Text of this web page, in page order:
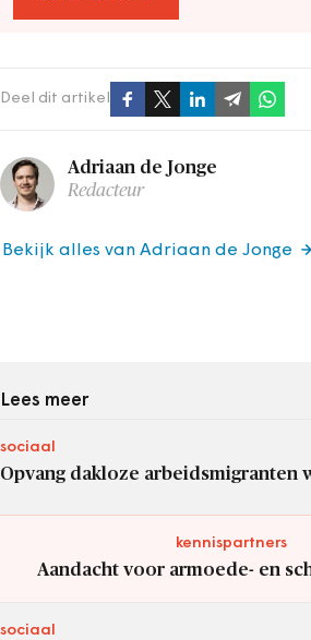
Deel dit artikel
Adriaan de Jonge
Redacteur
Bekijk alles van Adriaan de Jonge
Lees meer
sociaal
Opvang dakloze arbeidsmigranten
kennispartners
Aandacht voor armoede- en
sociaal